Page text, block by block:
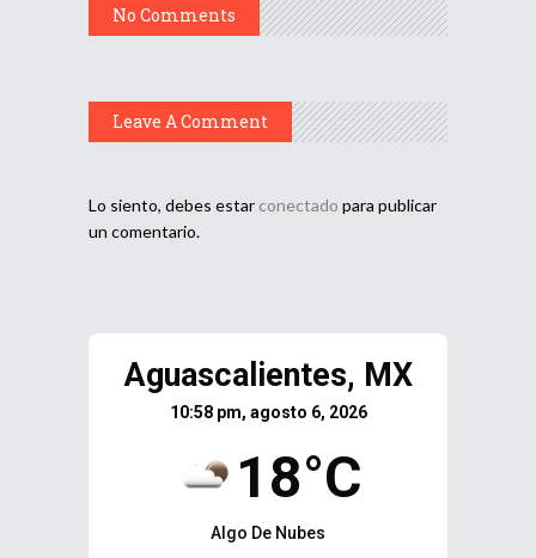
No Comments
Leave A Comment
Lo siento, debes estar conectado para publicar
un comentario.
Aguascalientes, MX
10:58 pm, agosto 6, 2026
18°C
Algo De Nubes